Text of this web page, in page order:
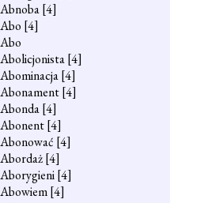
Abnoba[4]
Abo [4]
Abo
Abolicjonista[4]
Abominacja[4]
Abonament[4]
Abonda[4]
Abonent[4]
Abonować [4]
Abordaż[4]
Aborygieni[4]
Abowiem[4]